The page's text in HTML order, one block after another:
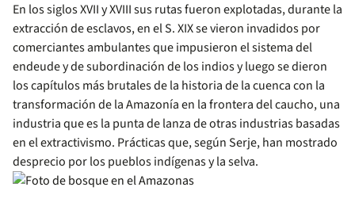
En los siglos XVII y XVIII sus rutas fueron explotadas, durante la
extracción de esclavos, en el S. XIX se vieron invadidos por
comerciantes ambulantes que impusieron el sistema del
endeude y de subordinación de los indios y luego se dieron
los capítulos más brutales de la historia de la cuenca con la
transformación de la Amazonía en la frontera del caucho, una
industria que es la punta de lanza de otras industrias basadas
en el extractivismo. Prácticas que, según Serje, han mostrado
desprecio por los pueblos indígenas y la selva.